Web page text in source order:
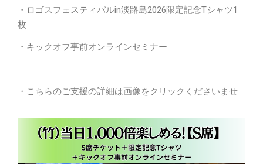
・ロゴスフェスティバルin淡路島2026限定記念Tシャツ1
枚
・キックオフ事前オンラインセミナー
・こちらのご支援の詳細は画像をクリックくださいませ